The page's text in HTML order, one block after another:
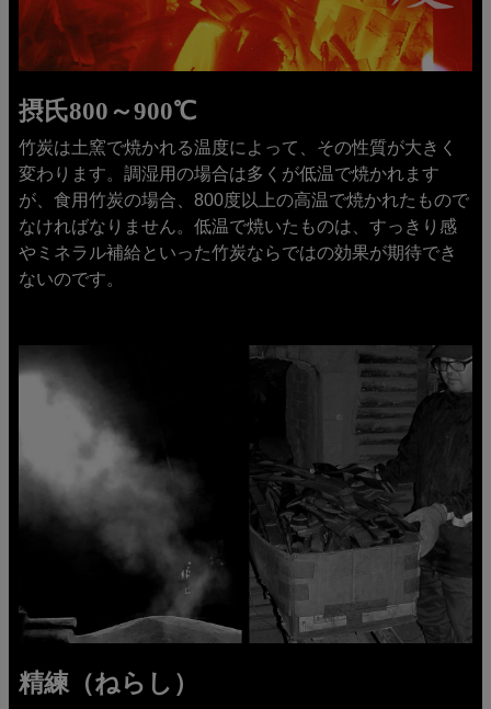
摂氏800～900℃
竹炭は土窯で焼かれる温度によって、その性質が大きく
変わります。調湿用の場合は多くが低温で焼かれます
が、食用竹炭の場合、800度以上の高温で焼かれたもので
なければなりません。低温で焼いたものは、すっきり感
やミネラル補給といった竹炭ならではの効果が期待でき
ないのです。
精練（ねらし）